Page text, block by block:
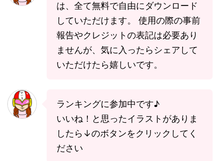
は、全て無料で自由にダウンロード
していただけます。 使用の際の事前
報告やクレジットの表記は必要あり
ませんが、気に入ったらシェアして
いただけたら嬉しいです。
ランキングに参加中です♪
いいね！と思ったイラストがありま
したら↓のボタンをクリックしてく
ださい